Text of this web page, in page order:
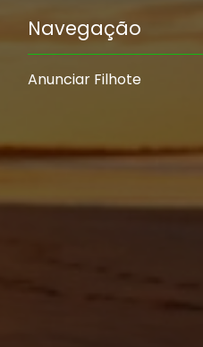
Navegação
Anunciar Filhote